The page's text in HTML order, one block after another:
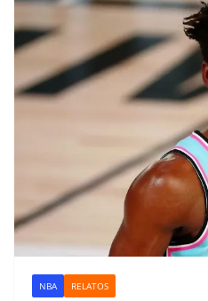
NBA RELATOS